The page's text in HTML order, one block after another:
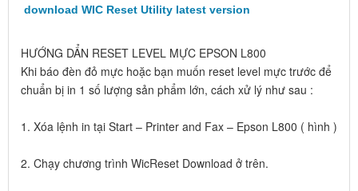
download WIC Reset Utility latest version
HƯỚNG DẨN RESET LEVEL MỰC EPSON L800
Khi báo đèn đỏ mực hoặc bạn muốn reset level mực trước để
chuẩn bị in 1 số lượng sản phẩm lớn, cách xử lý như sau :
1. Xóa lệnh in tại Start – Printer and Fax – Epson L800 ( hình )
2. Chạy chương trình WicReset Download ở trên.